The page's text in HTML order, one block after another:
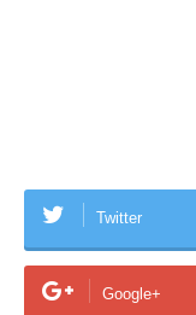
Twitter
Google+